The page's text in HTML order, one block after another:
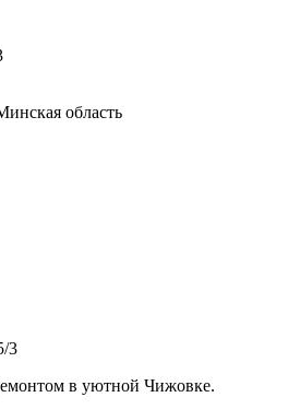
область
3
в уютной Чижовке.